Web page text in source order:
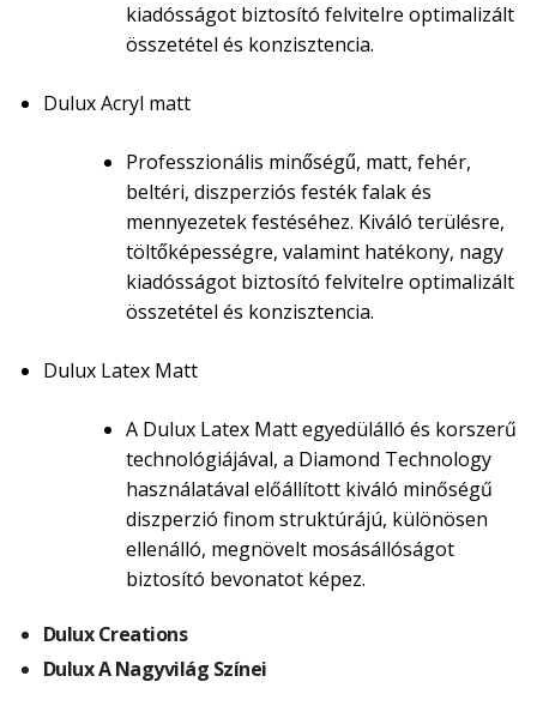
kiadósságot biztosító felvitelre optimalizált
összetétel és konzisztencia.
Dulux Acryl matt
Professzionális minőségű, matt, fehér,
beltéri, diszperziós festék falak és
mennyezetek festéséhez. Kiváló terülésre,
töltőképességre, valamint hatékony, nagy
kiadósságot biztosító felvitelre optimalizált
összetétel és konzisztencia.
Dulux Latex Matt
A Dulux Latex Matt egyedülálló és korszerű
technológiájával, a Diamond Technology
használatával előállított kiváló minőségű
diszperzió finom struktúrájú, különösen
ellenálló, megnövelt mosásállóságot
biztosító bevonatot képez.
Dulux Creations
Dulux A Nagyvilág Színei